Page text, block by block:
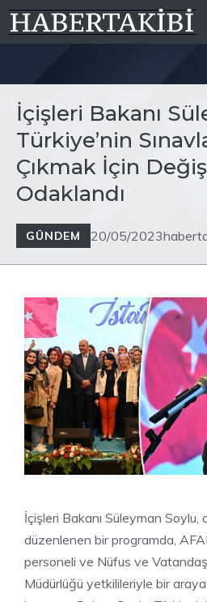
İçeriğe
atla
İçişleri Bakanı
Türkiye’nin
Çıkmak İçin
Odaklandı
GÜNDEM 20/05/2023
İçişleri Bakanı Süleyman Soylu,
düzenlenen bir programda,
personeli ve Nüfus ve
Müdürlüğü yetkilileriyle bir